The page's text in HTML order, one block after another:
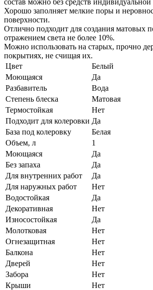
Хорошо заполняет мелкие поры и
поверхности.
Отлично подходит для создания матовых
отражением света не более 10%.
Можно использовать на старых, прочно
покрытиях, не счищая их.
Цвет
Белый
Моющаяся
Да
Разбавитель
Вода
Степень блеска
Матовая
Термостойкая
Нет
Подходит для колеровки Да
База под колеровку
Белая
Объем, л
1
Моющаяся
Да
Без запаха
Да
Для внутренних работ
Да
Для наружных работ
Нет
Водостойкая
Да
Декоративная
Нет
Износостойкая
Да
Молотковая
Нет
Огнезащитная
Нет
Балкона
Нет
Дверей
Нет
Забора
Нет
Крыши
Нет